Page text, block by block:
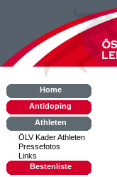
Home
Antidoping
Athleten
ÖLV Kader Athleten
Pressefotos
Links
Bestenliste